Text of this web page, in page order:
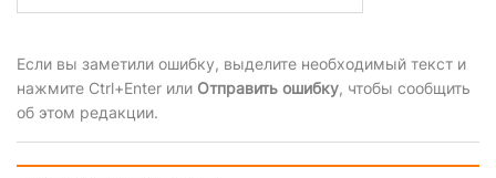
Если вы заметили ошибку, выделите необходимый текст и
нажмите Ctrl+Enter или Отправить ошибку, чтобы сообщить
об этом редакции.